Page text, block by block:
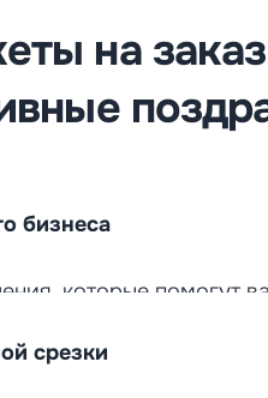
на
бизнеса
которые помогут
закупок срезки до
срезки